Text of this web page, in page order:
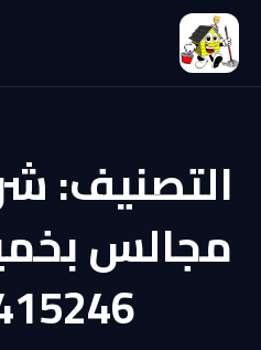
التصنيف:
مجالس